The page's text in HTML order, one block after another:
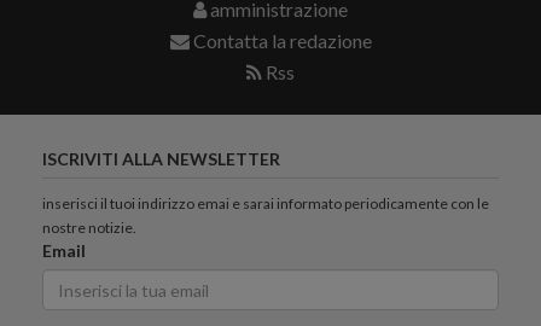
amministrazione
Contatta la redazione
Rss
ISCRIVITI ALLA NEWSLETTER
inserisci il tuoi indirizzo emai e sarai informato periodicamente con le
nostre notizie.
Email